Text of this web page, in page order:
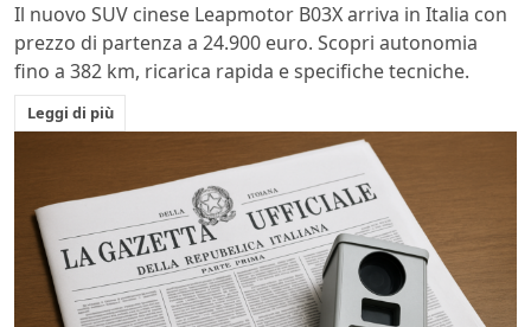
Il nuovo SUV cinese Leapmotor B03X arriva in Italia con
prezzo di partenza a 24.900 euro. Scopri autonomia
fino a 382 km, ricarica rapida e specifiche tecniche.
Leggi di più